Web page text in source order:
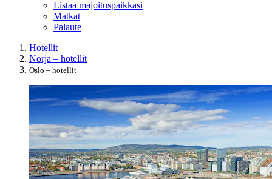
Listaa majoituspaikkasi
Matkat
Palaute
Hotellit
Norja – hotellit
Oslo – hotellit